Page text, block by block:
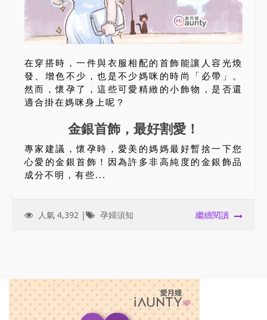
在穿搭時，一件與衣服相配的首飾能讓人容光煥
發、增色不少，也是不少媽咪的時尚「必帶」。
然而，懷孕了，這些可愛精緻的小飾物，是否還
適合掛在媽咪身上呢？
金銀首飾，最好割愛！
專家建議，懷孕時，愛美的媽媽最好暫捨一下您
心愛的金銀首飾！因為許多非高純度的金銀飾品
成分不明，有些...
人氣 4,392 | 孕婦須知 繼續閱讀